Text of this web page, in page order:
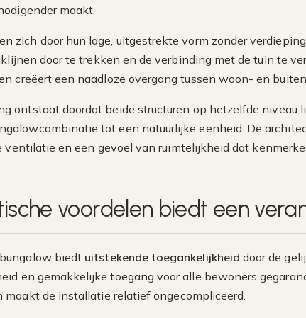
maakt.
zich door hun lage, uitgestrekte vorm zonder
door te trekken en de verbinding met de tuin te
creëert een naadloze overgang tussen woon- en
ontstaat doordat beide structuren op hetzelfde niveau
tot een natuurlijke eenheid. De
ventilatie en een gevoel van ruimtelijkheid dat
voordelen biedt een
biedt uitstekende toegankelijkheid door de
en gemakkelijke toegang voor alle bewoners
maakt de installatie relatief ongecompliceerd.